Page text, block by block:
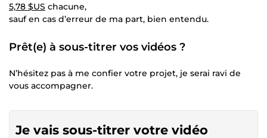
5,78 $US chacune,
sauf en cas d’erreur de ma part, bien entendu.
Prêt(e) à sous-titrer vos vidéos ?
N’hésitez pas à me confier votre projet, je serai ravi de
vous accompagner.
Je vais sous-titrer votre vidéo